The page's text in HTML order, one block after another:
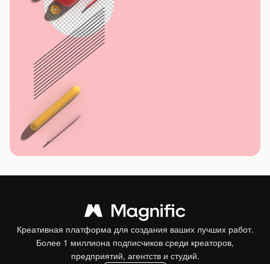
Креативная платформа для создания ваших лучших работ.
Более 1 миллиона подписчиков среди креаторов,
предприятий, агентств и студий.